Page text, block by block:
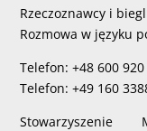
Rzeczoznawcy i
Rozmowa w języku
Telefon: +48 600
Telefon: +49 160
Stowarzyszenie